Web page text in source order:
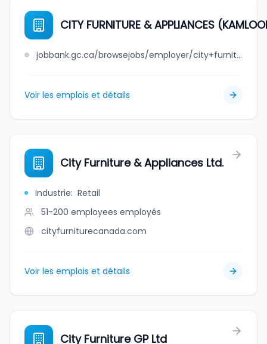
CITY FURNITURE & APPLIANCES
jobbank.gc.ca/browsejobs/employer/city+furniture+%26+appliances+%28kamloops%29+ltd/ca
Voir les emplois et détails
City Furniture & Appliances Ltd.
Industrie: Retail
51-200 employees employés
cityfurniturecanada.com
Voir les emplois et détails
City Furniture GP Ltd